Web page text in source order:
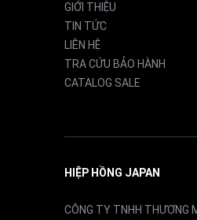
Kích thước trạm sạc
I. Vì sao nên chọn
Roborock QRevo C
khả năng điều
Robot dễ dàng hút
GIỚI THIỆU
TIN TỨC
LIÊN HỆ
TRA CỨU BẢO HÀNH
CATALOG SALE
HIỆP HỒNG JAPAN
CÔNG TY TNHH THƯƠNG